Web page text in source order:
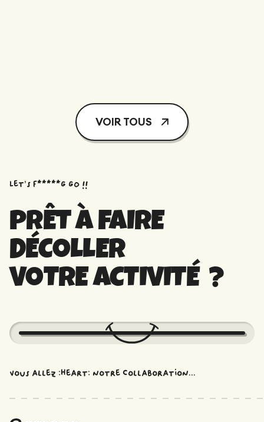
VOIR TOUS
Let’s f*****G GO !!
PRÊT À FAIRE
DÉCOLLER
VOTRE ACTIVITÉ ?
Vous allez :heart: notre collaboration...